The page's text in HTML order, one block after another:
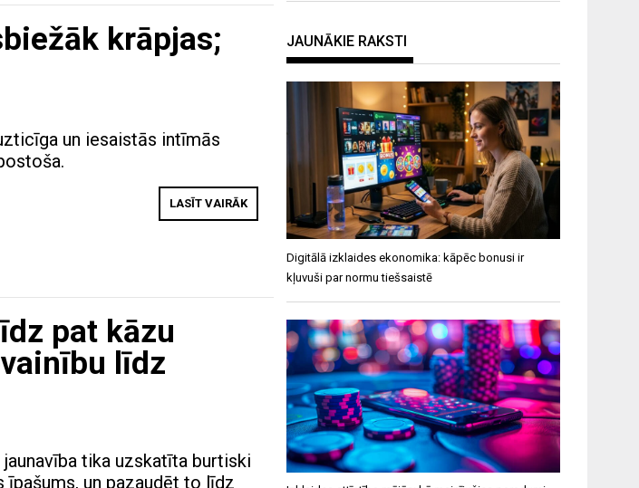
krāpjas;
un iesaistās intīmās
LASĪT VAIRĀK
pat kāzu
līdz
tika uzskatīta burtiski
īpašums, un pazaudēt to līdz
JAUNĀKIE RAKSTI
Digitālā izklaides ekonomika: kāpēc bonusi ir
kļuvuši par normu tiešsaistē